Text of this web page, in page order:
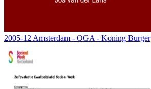
2005-12 Amsterdam - OGA - Koning Burger